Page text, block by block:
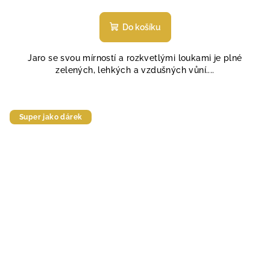
Do košíku
Jaro se svou mírností a rozkvetlými loukami je plné
zelených, lehkých a vzdušných vůní....
Super jako dárek